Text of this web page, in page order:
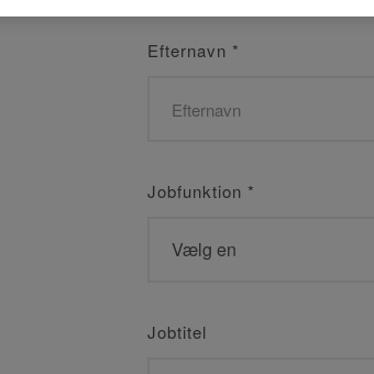
Efternavn *
Jobfunktion *
Jobtitel